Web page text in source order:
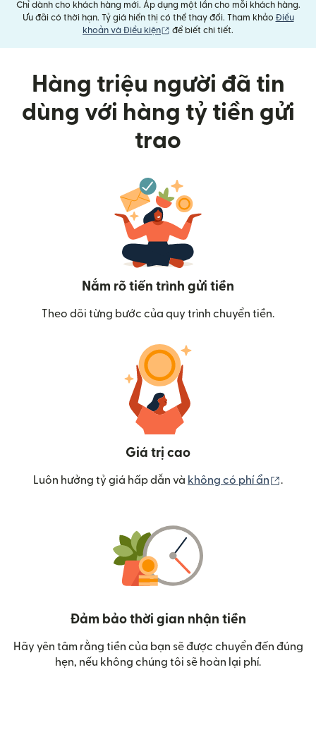
Chỉ dành cho khách hàng mới. Áp dụng một lần cho mỗi khách hàng.
Ưu đãi có thời hạn. Tỷ giá hiển thị có thể thay đổi. Tham khảo Điều
khoản và Điều kiện
(mở trong cửa sổ mới)
để biết chi tiết.
Hàng triệu người đã tin
dùng với hàng tỷ tiền gửi
trao
Nắm rõ tiến trình gửi tiền
Theo dõi từng bước của quy trình chuyển tiền.
Giá trị cao
Luôn hưởng tỷ giá hấp dẫn và không có phí ẩn .
Đảm bảo thời gian nhận tiền
Hãy yên tâm rằng tiền của bạn sẽ được chuyển đến đúng
hẹn, nếu không chúng tôi sẽ hoàn lại phí.